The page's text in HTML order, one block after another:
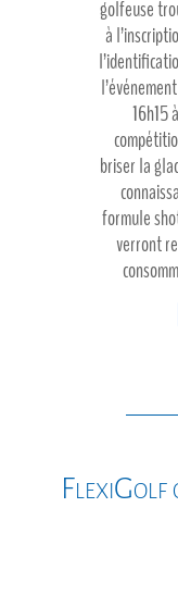
golfeuse
à
16h15
briser la
formule
verront
FlexiGolf